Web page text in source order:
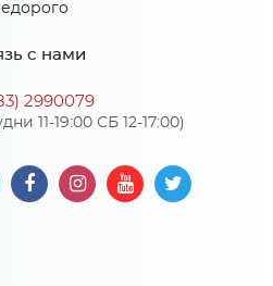
Дуб крафт/Белый глянец
ЛДСП
с нами
2990079
11-19:00 СБ 12-17:00)